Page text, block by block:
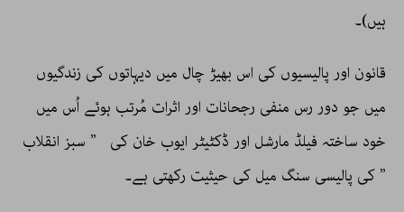
ہیں)۔
قانون اور پالیسیوں کی اس بھیڑ چال میں دیہاتوں کی زندگیوں
میں جو دور رس منفی رجحانات اور اثرات مُرتب ہوئے اُس میں
خود ساختہ فیلڈ مارشل اور ڈکٹیٹر ایوب خان کی ” سبز انقلاب
” کی پالیسی سنگ میل کی حیثیت رکھتی ہے۔